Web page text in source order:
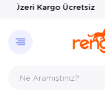
Üzeri Kargo Ücretsiz
GERI DÖN
Kedi